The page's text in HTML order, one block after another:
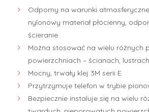
Odporny na warunki
nylonowy materiał płócienny,
ścieranie
Można stosować na wielu różnych
powierzchniach – ścianach,
Mocny, trwały klej 3M serii E
Przytrzymuje telefon w trybie
Bezpiecznie instaluje się na wielu